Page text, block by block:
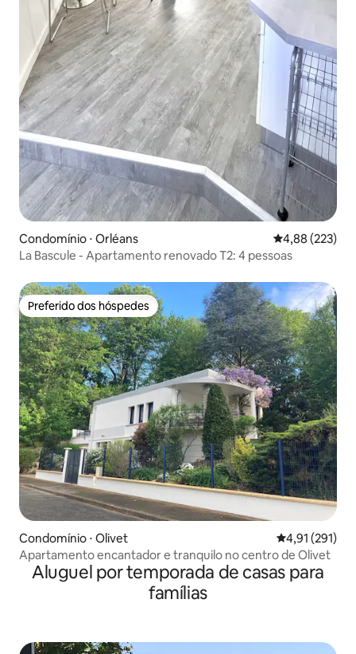
Condomínio ⋅ Orléans 4,88 de uma
4,88 (223)
La Bascule - Apartamento renovado T2: 4 pessoas
Preferido dos hóspedes
Preferido dos hóspedes
Condomínio ⋅ Olivet 4,91 de uma
4,91 (291)
Apartamento encantador e tranquilo no centro de Olivet
Aluguel por temporada de casas para
famílias